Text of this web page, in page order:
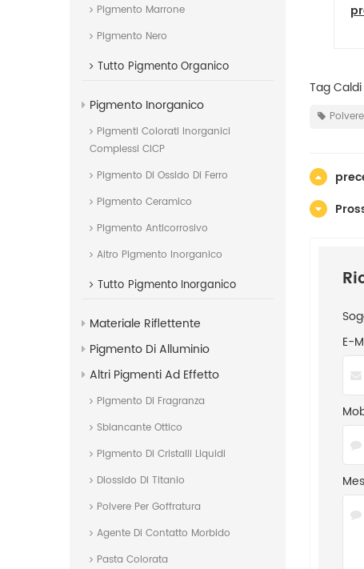
di polvere aromatica
di menta aromatica
profumo fragrante
Tag Caldi
E-
Pigmento Marrone
Pigmento Nero
Tutto Pigmento Organico
Pigmento Inorganico
Pigmenti Colorati Inorganici
Complessi CICP
Pigmento Di Ossido Di Ferro
Pigmento Ceramico
Pigmento Anticorrosivo
Altro Pigmento Inorganico
Tutto Pigmento Inorganico
Materiale Riflettente
Pigmento Di Alluminio
Altri Pigmenti Ad Effetto
Pigmento Di Fragranza
Sbiancante Ottico
Pigmento Di Cristalli Liquidi
Diossido Di Titanio
Polvere Per Goffratura
Agente Di Contatto Morbido
Pasta Colorata